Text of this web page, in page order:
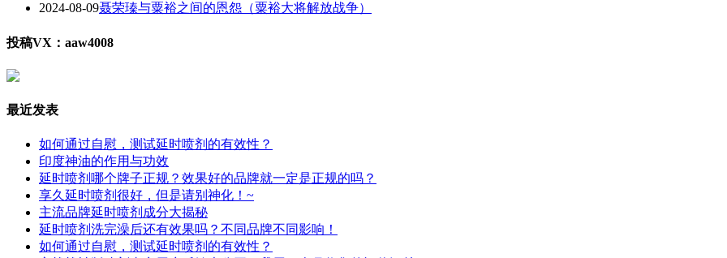
2024-08-09聂荣瑧与粟裕之间的恩怨（粟裕大将解放战争）
投稿VX：aaw4008
最近发表
如何通过自慰，测试延时喷剂的有效性？
印度神油的作用与功效
延时喷剂哪个牌子正规？效果好的品牌就一定是正规的吗？
享久延时喷剂很好，但是请别神化！~
主流品牌延时喷剂成分大揭秘
延时喷剂洗完澡后还有效果吗？不同品牌不同影响！
如何通过自慰，测试延时喷剂的有效性？